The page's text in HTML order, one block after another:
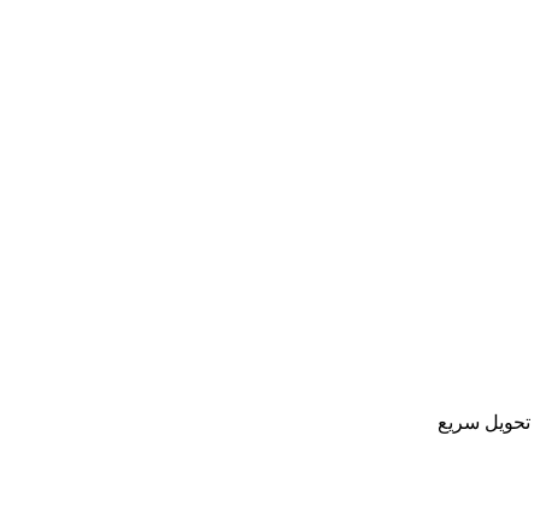
تحویل سریع